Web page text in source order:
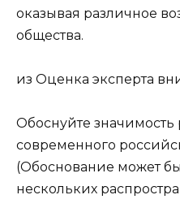
оказывая различное
общества.
из Оценка эксперта
Обоснуйте
современного
(Обоснование может
нескольких